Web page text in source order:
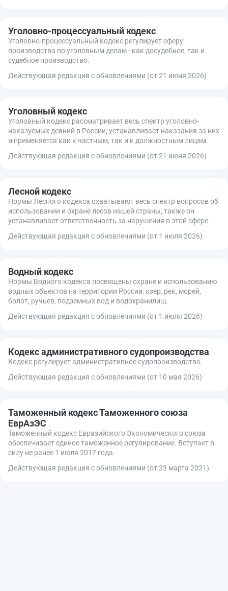
Уголовно-процессуальный кодекс
Уголовно-процессуальный кодекс регулирует сферу
производства по уголовным делам - как досудебное, так и
судебное производство.
Действующая редакция с обновлениями (от 21 июня 2026)
Уголовный кодекс
Уголовный кодекс рассматривает весь спектр уголовно-
наказуемых деяний в России, устанавливает наказания за них
и применяется как к частным, так и к должностным лицам.
Действующая редакция с обновлениями (от 21 июня 2026)
Лесной кодекс
Нормы Лесного кодекса охватывают весь спектр вопросов об
использовании и охране лесов нашей страны, также он
устанавливает ответственность за нарушения в этой сфере.
Действующая редакция с обновлениями (от 1 июля 2026)
Водный кодекс
Нормы Водного кодекса посвящены охране и использованию
водных объектов на территории России: озер, рек, морей,
болот, ручьев, подземных вод и водохранилищ.
Действующая редакция с обновлениями (от 1 июля 2026)
Кодекс административного судопроизводства
Кодекс регулирует административное судопроизводство.
Действующая редакция с обновлениями (от 10 мая 2026)
Таможенный кодекс Таможенного союза
ЕврАзЭС
Таможенный кодекс Евразийского Экономического союза
обеспечивает единое таможенное регулирование. Вступает в
силу не ранее 1 июля 2017 года.
Действующая редакция с обновлениями (от 23 марта 2021)